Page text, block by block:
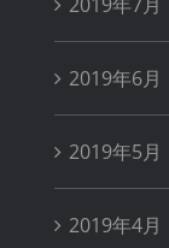
2019年6月
2019年5月
2019年4月